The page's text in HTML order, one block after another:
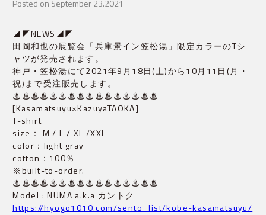
Posted on September 23.2021
◢◤NEWS◢◤
田岡和也の展覧会「兵庫景イン笠松湯」限定カラーのTシ
ャツが発売されます。
神戸・笠松湯にて2021年9月18日(土)から10月11日(月・
祝)まで受注販売します。
♨︎♨︎♨︎♨︎♨︎♨︎♨︎♨︎♨︎♨︎♨︎♨︎♨︎♨︎♨︎♨︎
[Kasamatsuyu×KazuyaTAOKA]
T-shirt
size： M / L / XL /XXL
color：light gray
cotton：100％
※built-to-order.
♨︎♨︎♨︎♨︎♨︎♨︎♨︎♨︎♨︎♨︎♨︎♨︎♨︎♨︎♨︎♨︎
Model : NUMA a.k.a カントク
https://hyogo1010.com/sento_list/kobe-kasamatsuyu/